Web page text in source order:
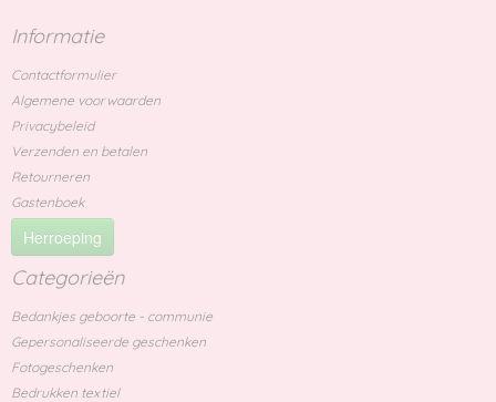
Informatie
Contactformulier
Algemene voorwaarden
Privacybeleid
Verzenden en betalen
Retourneren
Gastenboek
Herroeping
Categorieën
Bedankjes geboorte - communie
Gepersonaliseerde geschenken
Fotogeschenken
Bedrukken textiel